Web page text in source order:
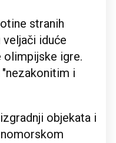
stranih
veljači iduće
olimpijske igre.
i
objekata i